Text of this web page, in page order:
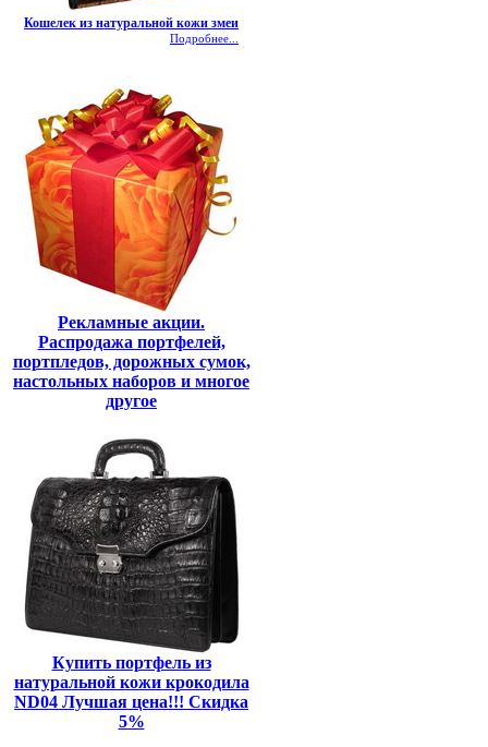
Кошелек из натуральной кожи змеи
Подробнее...
Рекламные акции.
Распродажа портфелей,
портпледов, дорожных сумок,
настольных наборов и многое
другое
Купить портфель из
натуральной кожи крокодила
ND04 Лучшая цена!!! Скидка
5%